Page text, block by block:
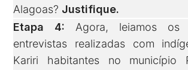
Alagoas? Justifique.
Etapa 4: Agora, leiamos os
entrevistas realizadas com
Kariri habitantes no município